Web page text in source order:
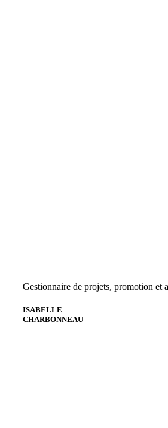
Gestionnaire de projets, promotion et
ISABELLE
CHARBONNEAU